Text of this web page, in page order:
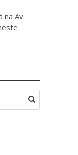
na Av.